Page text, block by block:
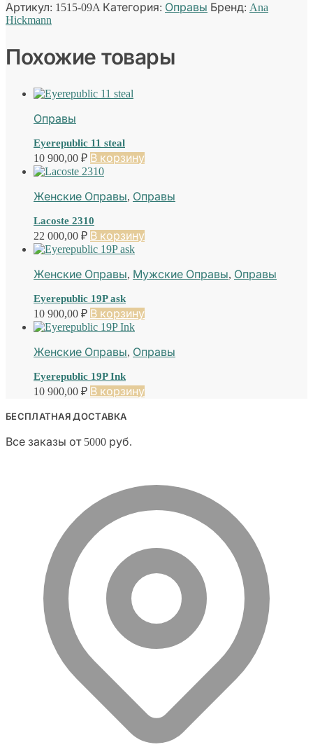
Артикул: 1515-09A Категория: Оправы Бренд: Ana
Hickmann
Похожие товары
Оправы
Eyerepublic 11 steal
10 900,00 ₽ В корзину
Женские Оправы, Оправы
Lacoste 2310
22 000,00 ₽ В корзину
Женские Оправы, Мужские Оправы, Оправы
Eyerepublic 19P ask
10 900,00 ₽ В корзину
Женские Оправы, Оправы
Eyerepublic 19P Ink
10 900,00 ₽ В корзину
БЕСПЛАТНАЯ ДОСТАВКА
Все заказы от 5000 руб.